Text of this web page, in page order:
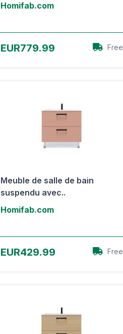
Homifab.com
EUR779.99 Free
Meuble de salle de bain
suspendu avec..
Homifab.com
EUR429.99 Free